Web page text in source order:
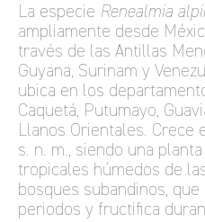
La especie Renealmia
ampliamente desde
través de las Antillas
Guyana, Surinam y
ubica en los
Caquetá, Putumayo,
Llanos Orientales. Crece
s. n. m., siendo una
tropicales húmedos de
bosques subandinos,
periodos y fructifica